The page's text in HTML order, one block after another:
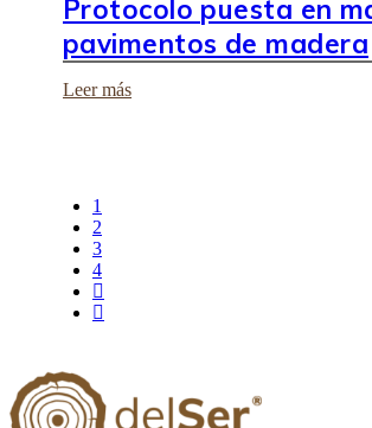
Protocolo puesta en
pavimentos de madera
Leer más
1
2
3
4